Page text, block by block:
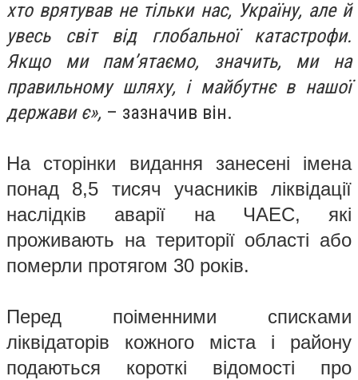
хто врятував не тільки нас, Україну, але й
увесь світ від глобальної катастрофи.
Якщо ми пам’ятаємо, значить, ми на
правильному шляху, і майбутнє в нашої
держави є», – зазначив він.
На сторінки видання занесені імена
понад 8,5 тисяч учасників ліквідації
наслідків аварії на ЧАЕС, які
проживають на території області або
померли протягом 30 років.
Перед поіменними списками
ліквідаторів кожного міста і району
подаються короткі відомості про